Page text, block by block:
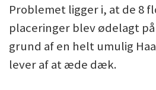
Problemet ligger i, at de 8
placeringer blev ødelagt
grund af en helt umulig
lever af at æde dæk.